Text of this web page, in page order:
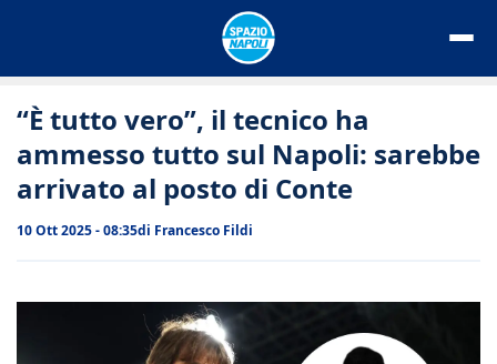
“È tutto vero”, il tecnico ha
ammesso tutto sul Napoli: sarebbe
arrivato al posto di Conte
10 Ott 2025 - 08:35di Francesco Fildi